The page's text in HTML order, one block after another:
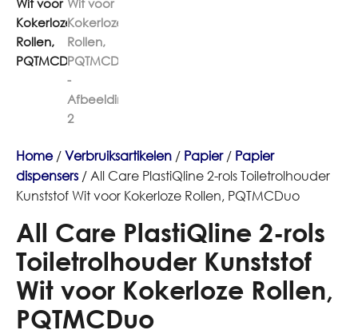
Home/Verbruiksartikelen / Papier/ Papier
dispensers / All Care PlastiQline 2-rols Toiletrolhouder
Kunststof Wit voor Kokerloze Rollen, PQTMCDuo
All Care PlastiQline 2-rols
Toiletrolhouder Kunststof
Wit voor Kokerloze Rollen,
PQTMCDuo